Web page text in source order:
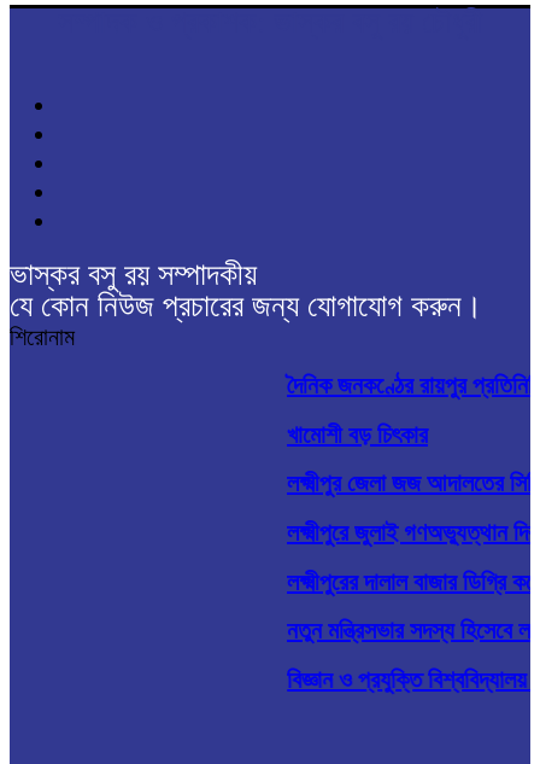
ভাস্কর বসু রয় সম্পাদকীয়
যে কোন নিউজ প্রচারের জন্য যোগাযোগ করুন।
শিরোনাম
দৈনিক জনকণ্ঠের রায়পুর
খামোশী বড় চিৎকার
লক্ষ্মীপুর জেলা জজ আদালতের
লক্ষ্মীপুরে জুলাই গণঅভ্যুত্থান
লক্ষ্মীপুরের দালাল বাজার ডিগ্রি
নতুন মন্ত্রিসভার সদস্য হিসেবে
বিজ্ঞান ও প্রযুক্তি